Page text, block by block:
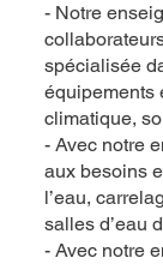
- Notre
spécialisée
équipements
climatique,
- Avec notre
aux besoins
l’eau,
salles d’eau
- Avec notre